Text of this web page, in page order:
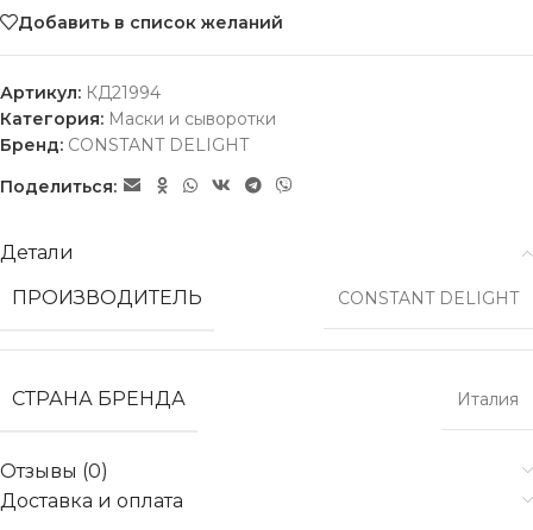
Добавить в список желаний
Артикул: КД21994
Категория: Маски и сыворотки
Бренд: CONSTANT DELIGHT
Поделиться:
Детали
ПРОИЗВОДИТЕЛЬ
CONSTANT DELIGHT
СТРАНА БРЕНДА Италия
Отзывы (0)
Доставка и оплата